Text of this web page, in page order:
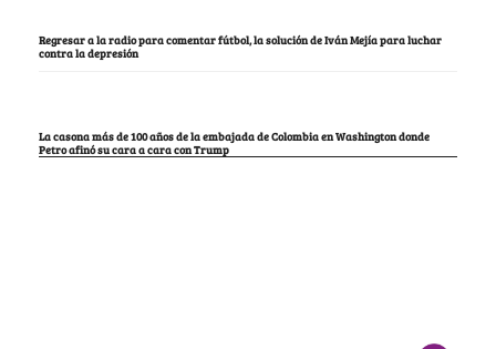
Regresar a la radio para comentar fútbol, la solución de Iván Mejía para luchar
contra la depresión
La casona más de 100 años de la embajada de Colombia en Washington donde
Petro afinó su cara a cara con Trump